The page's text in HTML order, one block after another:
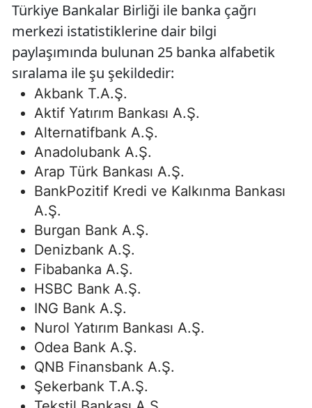
Türkiye Bankalar Birliği ile banka çağrı
merkezi istatistiklerine dair bilgi
paylaşımında bulunan 25 banka alfabetik
sıralama ile şu şekildedir:
Akbank T.A.Ş.
Aktif Yatırım Bankası A.Ş.
Alternatifbank A.Ş.
Anadolubank A.Ş.
Arap Türk Bankası A.Ş.
BankPozitif Kredi ve Kalkınma Bankası
A.Ş.
Burgan Bank A.Ş.
Denizbank A.Ş.
Fibabanka A.Ş.
HSBC Bank A.Ş.
ING Bank A.Ş.
Nurol Yatırım Bankası A.Ş.
Odea Bank A.Ş.
QNB Finansbank A.Ş.
Şekerbank T.A.Ş.